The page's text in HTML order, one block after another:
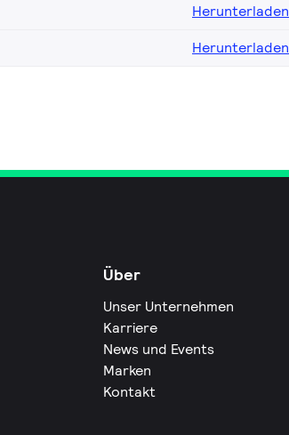
Herunterladen
Herunterladen
Über
Unser Unternehmen
Karriere
News und Events
Marken
Kontakt